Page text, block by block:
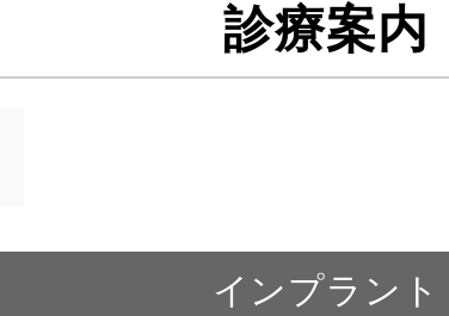
診療案内
インプラント